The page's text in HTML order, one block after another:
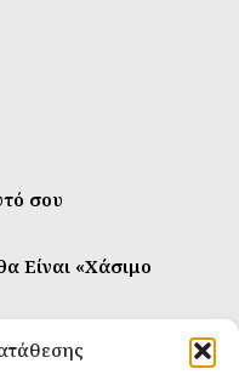
σου
Είναι «Χάσιμο
Κομπούτσα